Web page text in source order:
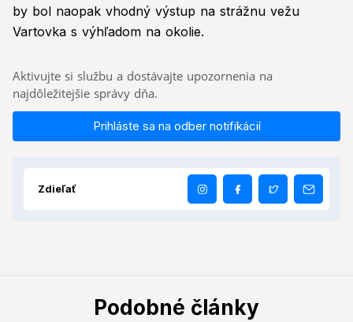
by bol naopak vhodný výstup na strážnu vežu
Vartovka s výhľadom na okolie.
Aktivujte si službu a dostávajte upozornenia na
najdôležitejšie správy dňa.
Prihláste sa na odber notifikácií
Zdieľať
Podobné články